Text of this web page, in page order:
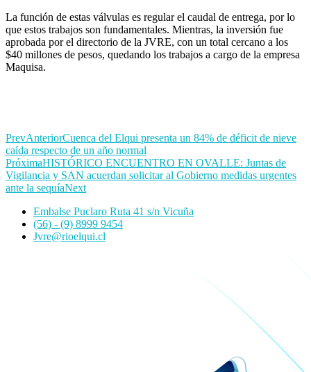
La función de estas válvulas es regular el caudal de entrega, por lo
que estos trabajos son fundamentales. Mientras, la inversión fue
aprobada por el directorio de la JVRE, con un total cercano a los
$40 millones de pesos, quedando los trabajos a cargo de la empresa
Maquisa.
PrevAnteriorCuenca del Elqui presenta un 84% de déficit de nieve
caída respecto de un año normal
PróximaHISTÓRICO ENCUENTRO EN OVALLE: Juntas de
Vigilancia y SAN acuerdan solicitar al Gobierno medidas urgentes
ante la sequíaNext
Embalse Puclaro Ruta 41 s/n Vicuña
(56) - (9) 8999 9454
Jvre@rioelqui.cl